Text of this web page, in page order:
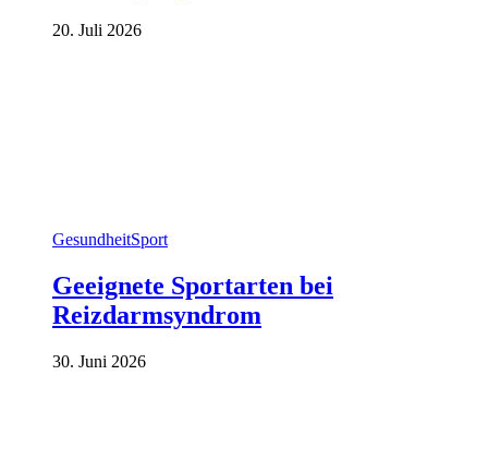
20. Juli 2026
GesundheitSport
Geeignete Sportarten bei
Reizdarmsyndrom
30. Juni 2026